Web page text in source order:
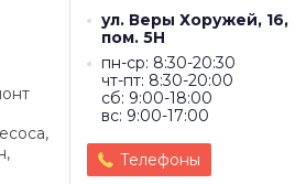
ул. Веры Хоружей, 16,
пом. 5Н
пн-ср: 8:30-20:30
чт-пт: 8:30-20:00
сб: 9:00-18:00
вс: 9:00-17:00
Телефоны